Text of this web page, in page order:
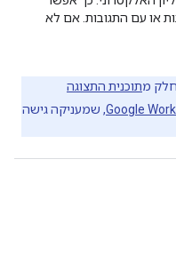
או עם התגובות. אם לא
מתוכנית התצוגה
, שמעניקה גישה